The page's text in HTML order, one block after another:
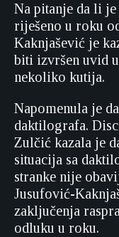
Na pitanje da li
riješeno u roku
Kaknjašević je
biti izvršen uvid
nekoliko kutija.
Napomenula je
daktilografa.
Zulčić kazala je
situacija sa
stranke nije
Jusufović-
zaključenja
odluku u roku.